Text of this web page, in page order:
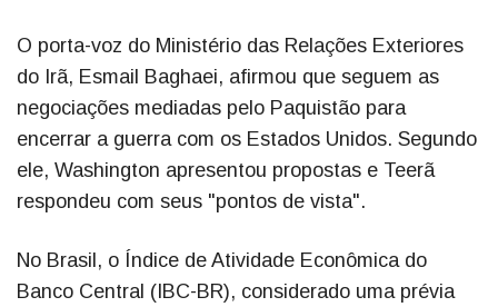
O porta-voz do Ministério das Relações Exteriores
do Irã, Esmail Baghaei, afirmou que seguem as
negociações mediadas pelo Paquistão para
encerrar a guerra com os Estados Unidos. Segundo
ele, Washington apresentou propostas e Teerã
respondeu com seus "pontos de vista".
No Brasil, o Índice de Atividade Econômica do
Banco Central (IBC-BR), considerado uma prévia